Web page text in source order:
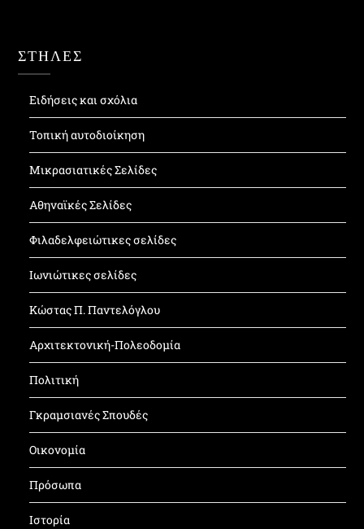
ΣΤΗΛΕΣ
Ειδήσεις και σχόλια
Τοπική αυτοδιοίκηση
Μικρασιατικές Σελίδες
Αθηναϊκές Σελίδες
Φιλαδελφειώτικες σελίδες
Ιωνιώτικες σελίδες
Κώστας Π. Παντελόγλου
Αρχιτεκτονική-Πολεοδομία
Πολιτική
Γκραμσιανές Σπουδές
Οικονομία
Πρόσωπα
Ιστορία